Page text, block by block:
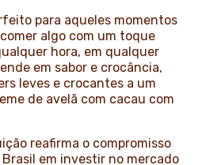
para aqueles momentos
algo com um toque
hora, em qualquer
em sabor e crocância,
leves e crocantes a um
de avelã com cacau com
reafirma o compromisso
em investir no mercado